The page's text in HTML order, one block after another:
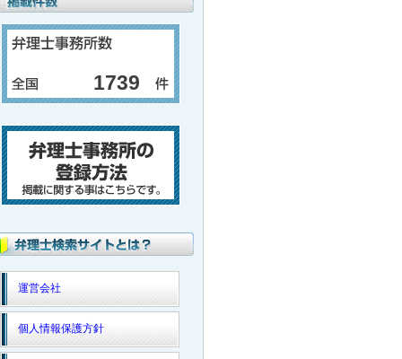
1739
運営会社
個人情報保護方針